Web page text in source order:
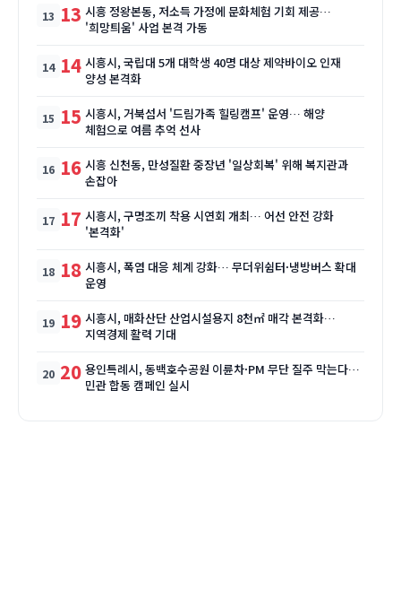
13 시흥 정왕본동, 저소득 가정에 문화체험 기회 제공…
'희망틔움' 사업 본격 가동
14 시흥시, 국립대 5개 대학생 40명 대상 제약바이오 인재
양성 본격화
15 시흥시, 거북섬서 '드림가족 힐링캠프' 운영… 해양
체험으로 여름 추억 선사
16 시흥 신천동, 만성질환 중장년 '일상회복' 위해 복지관과
손잡아
17 시흥시, 구명조끼 착용 시연회 개최… 어선 안전 강화
'본격화'
18 시흥시, 폭염 대응 체계 강화… 무더위쉼터·냉방버스 확대
운영
19 시흥시, 매화산단 산업시설용지 8천㎡ 매각 본격화…
지역경제 활력 기대
20 용인특례시, 동백호수공원 이륜차·PM 무단 질주 막는다…
민관 합동 캠페인 실시